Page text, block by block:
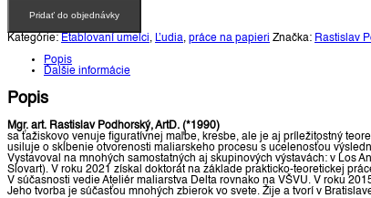
Pridať do objednávky
Kategórie: Etablovaní umelci, Ľudia, práce na papieri Značka: Rastislav
Popis
Ďalšie informácie
Popis
Mgr. art. Rastislav Podhorský, ArtD. (*1990)
sa ťažiskovo venuje figuratívnej maľbe, kresbe, ale je aj príležitostný
usiluje o skĺbenie otvorenosti maliarskeho procesu s ucelenosťou
Vystavoval na mnohých samostatných aj skupinových výstavách: v Los
Slovart). V roku 2021 získal doktorát na základe prakticko-teoretickej
V súčasnosti vedie Ateliér maliarstva Delta rovnako na VŠVU. V roku
Jeho tvorba je súčasťou mnohých zbierok vo svete. Žije a tvorí v